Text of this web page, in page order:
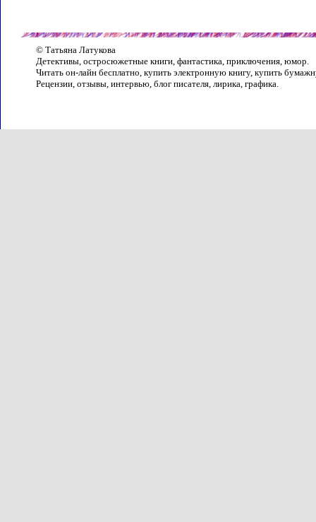
© Татьяна Латукова
Детективы, остросюжетные книги, фантастика, приключения, юмор.
Читать он-лайн бесплатно, купить электронную книгу, купить
Рецензии, отзывы, интервью, блог писателя, лирика, графика.